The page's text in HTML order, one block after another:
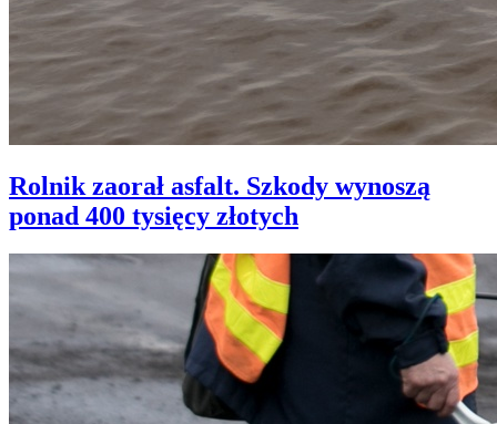
Rolnik zaorał asfalt. Szkody wynoszą
ponad 400 tysięcy złotych